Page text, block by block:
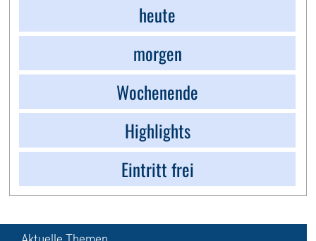
heute
morgen
Wochenende
Highlights
Eintritt frei